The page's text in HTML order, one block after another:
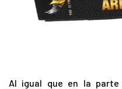
Al igual que en la parte